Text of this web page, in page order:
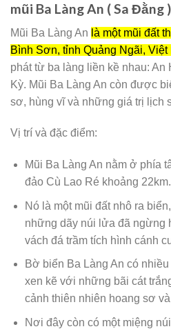
mũi Ba Làng An ( Sa Đằng )
Mũi Ba Làng An là một mũi đất
Bình Sơn, tỉnh Quảng Ngãi, Việt
phát từ ba làng liền kề nhau: An
Kỳ. Mũi Ba Làng An còn được
sơ, hùng vĩ và những giá trị lịch
Vị trí và đặc điểm:
Mũi Ba Làng An nằm ở phía
đảo Cù Lao Ré khoảng 22km.
Nó là một mũi đất nhô ra
những dãy núi lửa đã ngừng
vách đá trầm tích hình cánh
Bờ biển Ba Làng An có
xen kẽ với những bãi cát
cảnh thiên nhiên hoang sơ
Nơi đây còn có một miệng